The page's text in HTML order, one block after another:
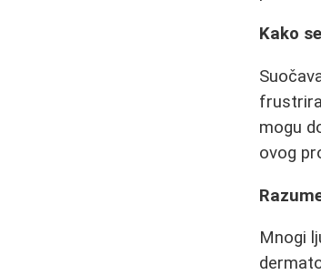
Kako
mogu
ovog
Mnogi